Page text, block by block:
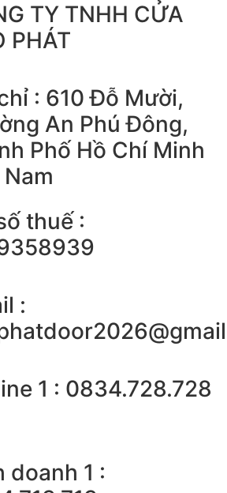
TY TNHH CỬA
PHÁT
: 610 Đỗ Mười,
An Phú Đông,
Phố Hồ Chí Minh
thuế :
:
1 : 0834.728.728
doanh 1 :